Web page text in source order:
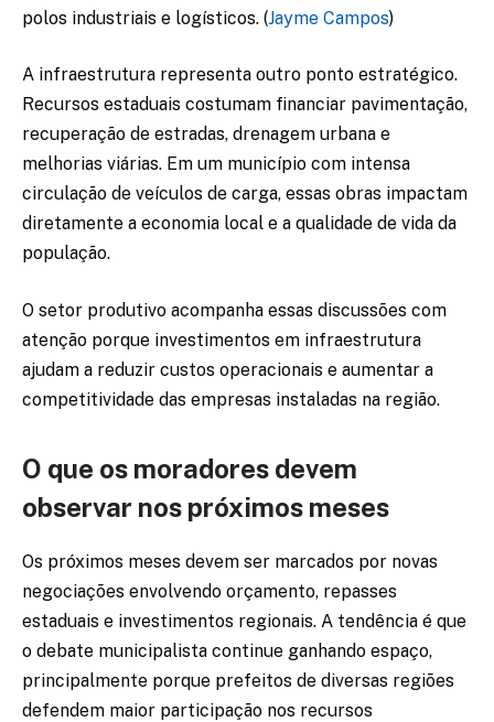
polos industriais e logísticos. (Jayme Campos)
A infraestrutura representa outro ponto estratégico.
Recursos estaduais costumam financiar pavimentação,
recuperação de estradas, drenagem urbana e
melhorias viárias. Em um município com intensa
circulação de veículos de carga, essas obras impactam
diretamente a economia local e a qualidade de vida da
população.
O setor produtivo acompanha essas discussões com
atenção porque investimentos em infraestrutura
ajudam a reduzir custos operacionais e aumentar a
competitividade das empresas instaladas na região.
O que os moradores devem
observar nos próximos meses
Os próximos meses devem ser marcados por novas
negociações envolvendo orçamento, repasses
estaduais e investimentos regionais. A tendência é que
o debate municipalista continue ganhando espaço,
principalmente porque prefeitos de diversas regiões
defendem maior participação nos recursos